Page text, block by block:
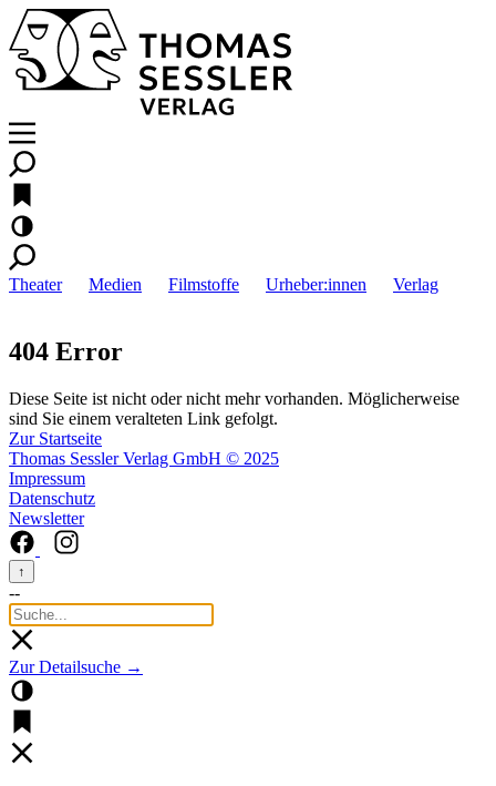
Theater Medien Filmstoffe Urheber:innen Verlag
404 Error
Diese Seite ist nicht oder nicht mehr vorhanden. Möglicherweise
sind Sie einem veralteten Link gefolgt.
Zur Startseite
Thomas Sessler Verlag GmbH © 2025
Impressum
Datenschutz
Newsletter
↑
--
Zur Detailsuche →